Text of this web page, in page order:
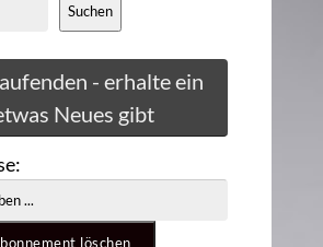
Suchen
- erhalte ein
Neues gibt